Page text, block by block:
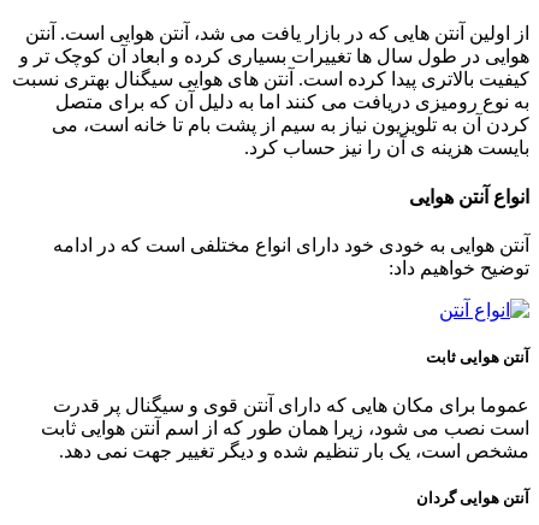
از اولین آنتن هایی که در بازار یافت می شد، آنتن هوایی است. آنتن
هوایی در طول سال ها تغییرات بسیاری کرده و ابعاد آن کوچک تر و
کیفیت بالاتری پیدا کرده است. آنتن های هوایی سیگنال بهتری نسبت
به نوع رومیزی دریافت می کنند اما به دلیل آن که برای متصل
کردن آن به تلویزیون نیاز به سیم از پشت بام تا خانه است، می
بایست هزینه ی آن را نیز حساب کرد.
انواع آنتن هوایی
آنتن هوایی به خودی خود دارای انواع مختلفی است که در ادامه
توضیح خواهیم داد:
آنتن هوایی ثابت
عموما برای مکان هایی که دارای آنتن قوی و سیگنال پر قدرت
است نصب می شود، زیرا همان طور که از اسم آنتن هوایی ثابت
مشخص است، یک بار تنظیم شده و دیگر تغییر جهت نمی دهد.
آنتن هوایی گردان